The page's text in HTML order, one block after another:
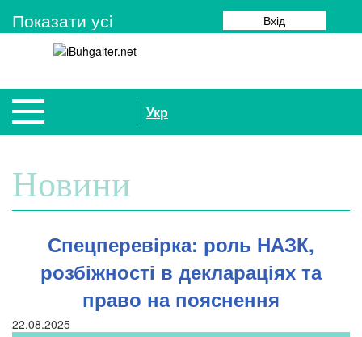
Показати усi Вхід
Укр
Новини
Спецперевірка: роль НАЗК,
розбіжності в деклараціях та
право на пояснення
22.08.2025